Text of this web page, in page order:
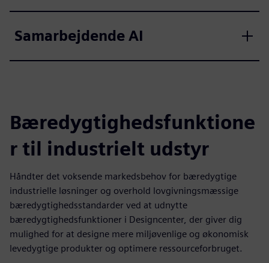
Samarbejdende AI
Bæredygtighedsfunktione
r til industrielt udstyr
Håndter det voksende markedsbehov for bæredygtige
industrielle løsninger og overhold lovgivningsmæssige
bæredygtighedsstandarder ved at udnytte
bæredygtighedsfunktioner i Designcenter, der giver dig
mulighed for at designe mere miljøvenlige og økonomisk
levedygtige produkter og optimere ressourceforbruget.